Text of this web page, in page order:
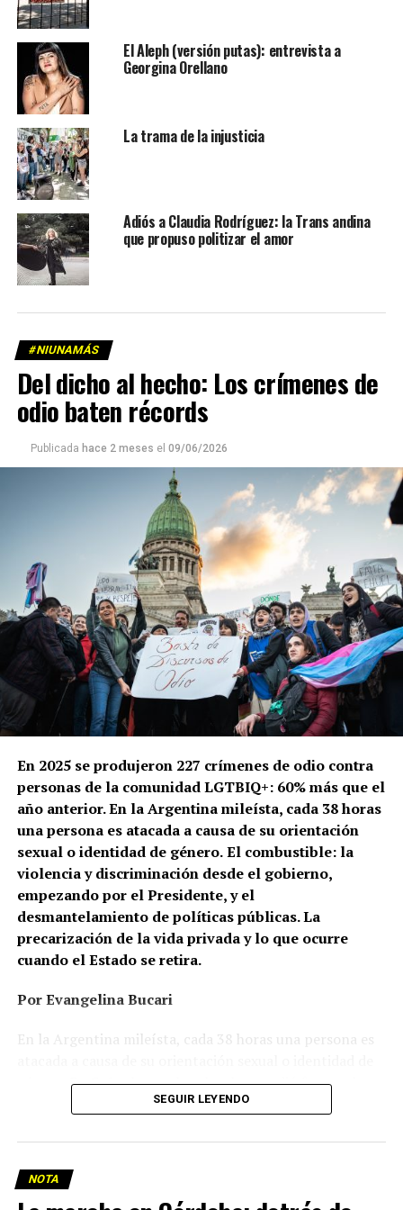
El Aleph (versión putas): entrevista a
Georgina Orellano
La trama de la injusticia
Adiós a Claudia Rodríguez: la Trans andina
que propuso politizar el amor
#NIUNAMÁS
Del dicho al hecho: Los crímenes de
odio baten récords
Publicada hace 2 meses el 09/06/2026
En 2025 se produjeron 227 crímenes de odio contra
personas de la comunidad LGTBIQ+: 60% más que el
año anterior. En la Argentina mileísta, cada 38 horas
una persona es atacada a causa de su orientación
sexual o identidad de género.El combustible: la
violencia y discriminación desde el gobierno,
empezando por el Presidente, y el
desmantelamiento de políticas públicas. La
precarización de la vida privada y lo que ocurre
cuando el Estado se retira.
Por Evangelina Bucari
En la Argentina mileísta, cada 38 horas una persona es
género. En Cañuelas, un hombre le prendió fuego a la
casa de una pareja de lesbianas. En Recoleta, dos
un hombre las frenó y las increpó: una terminó con la
nariz fracturada; la otra, con lesiones en la mano. En
Palermo, un joven gay fue brutalmente golpeado y le
SEGUIR LEYENDO
NOTA